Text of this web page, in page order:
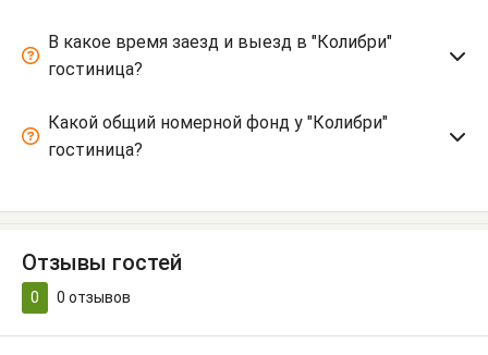
В какое время заезд и выезд в "Колибри"
гостиница?
Какой общий номерной фонд у "Колибри"
гостиница?
Отзывы гостей
0 0 отзывов